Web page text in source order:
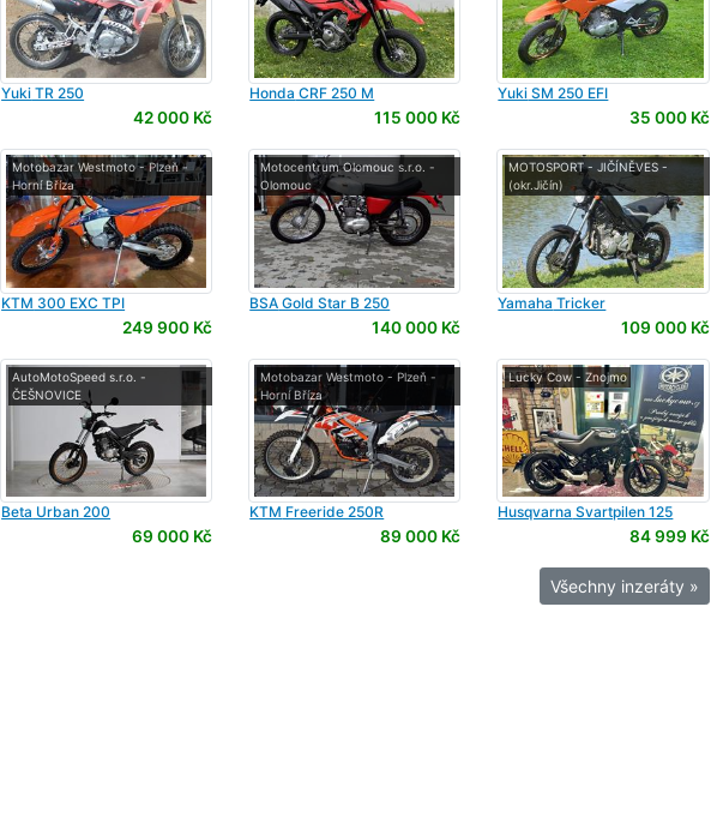
Yuki TR 250
42 000 Kč
Honda CRF 250 M
115 000 Kč
Yuki SM 250 EFI
35 000 Kč
Motobazar Westmoto - Plzeň -
Horní Bříza
KTM 300 EXC TPI
249 900 Kč
Motocentrum Olomouc s.r.o. -
Olomouc
BSA Gold Star B 250
140 000 Kč
MOTOSPORT - JIČÍNĚVES -
(okr.Jičín)
Yamaha Tricker
109 000 Kč
AutoMotoSpeed s.r.o. -
ČEŠNOVICE
Beta Urban 200
69 000 Kč
Motobazar Westmoto - Plzeň -
Horní Bříza
KTM Freeride 250R
89 000 Kč
Lucky Cow - Znojmo
Husqvarna Svartpilen 125
84 999 Kč
Všechny inzeráty »